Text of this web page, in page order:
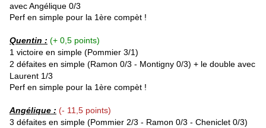
avec Angélique 0/3
Perf en simple pour la 1ère compèt !
Quentin : (+ 0,5 points)
1 victoire en simple (Pommier 3/1)
2 défaites en simple (Ramon 0/3 - Montigny 0/3) + le double avec
Laurent 1/3
Perf en simple pour la 1ère compèt !
Angélique : (- 11,5 points)
3 défaites en simple (Pommier 2/3 - Ramon 0/3 - Cheniclet 0/3)